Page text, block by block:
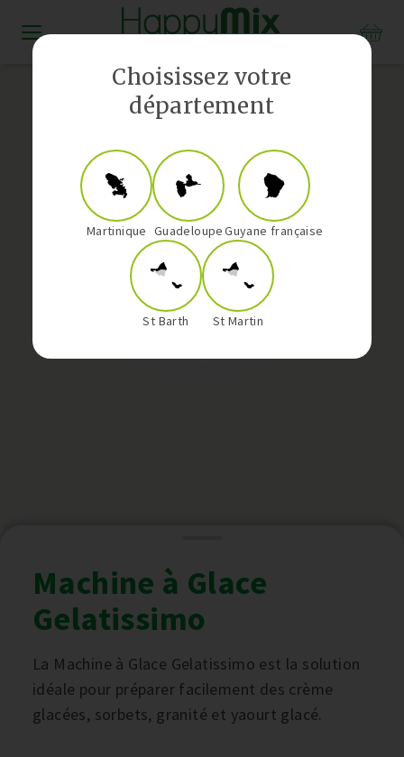
Machine à Glace
Gelatissimo
La Machine à Glace Gelatissimo est la solution
idéale pour préparer facilement des crème
glacées, sorbets, granité et yaourt glacé.
Choisissez votre
département
Martinique GuadeloupeGuyane française
St Barth St Martin